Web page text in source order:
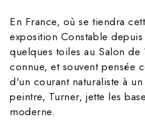
En France, où se tiendra
exposition Constable
quelques toiles au Salon de
connue, et souvent pensée
d'un courant naturaliste à
peintre, Turner, jette les
moderne.